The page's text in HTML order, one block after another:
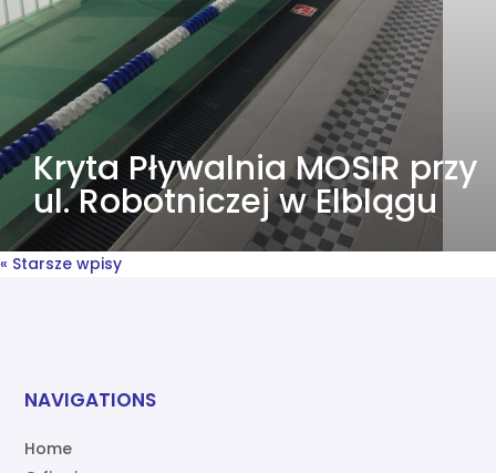
Kryta Pływalnia MOSIR przy
ul. Robotniczej w Elblągu
« Starsze wpisy
NAVIGATIONS
Home